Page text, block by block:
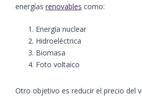
energías renovables como:
Energía nuclear
Hidroeléctrica
Biomasa
Foto voltaico
Otro objetivo es reducir el precio del